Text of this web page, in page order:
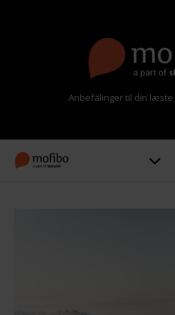
Anbefalinger til din læste